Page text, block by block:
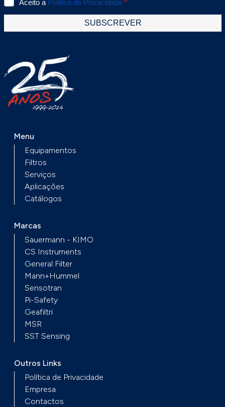
Menu
Equipamentos
Filtros
Serviços
Aplicações
Catálogos
Marcas
Sauermann - KIMO
CS Instruments
General Filter
Mann+Hummel
Sensotran
Pi-Safety
Geafiltri
MSR
SST Sensing
Outros Links
Política de Privacidade
Empresa
Contactos